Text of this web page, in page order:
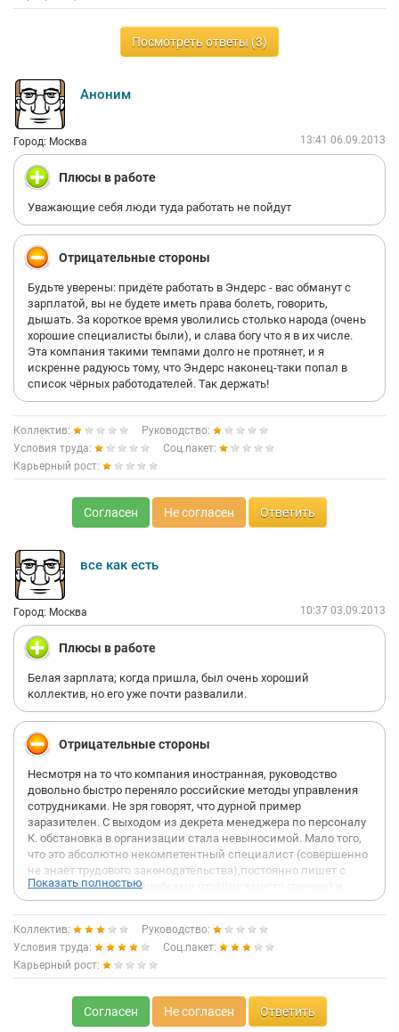
Посмотреть ответы (3)
Аноним
Город: Москва 13:41 06.09.2013
Плюсы в работе
Уважающие себя люди туда работать не пойдут
Отрицательные стороны
Будьте уверены: придёте работать в Эндерс - вас обманут с
зарплатой, вы не будете иметь права болеть, говорить,
дышать. За короткое время уволились столько народа (очень
хорошие специалисты были), и слава богу что я в их числе.
Эта компания такими темпами долго не протянет, и я
искренне радуюсь тому, что Эндерс наконец-таки попал в
список чёрных работодателей. Так держать!
Коллектив:
Руководство:
Условия труда:
Соц.пакет:
Карьерный рост:
Согласен Не согласен Ответить
все как есть
Город: Москва 10:37 03.09.2013
Плюсы в работе
Белая зарплата; когда пришла, был очень хороший
коллектив, но его уже почти развалили.
Отрицательные стороны
Несмотря на то что компания иностранная, руководство
довольно быстро переняло российские методы управления
сотрудниками. Не зря говорят, что дурной пример
заразителен. С выходом из декрета менеджера по персоналу
К. обстановка в организации стала невыносимой. Мало того,
что это абсолютно некомпетентный специалист (совершенно
не знает трудового законодательства),постоянно пишет с
орфографическими ошибками (груЩик вместо грузчик) и
косноязычно при двух высших образованиях, одно из которых
филологическое (в каком подземном переходе она получила
сие образование остается загадкой, но, думаю, что с такими
умственными способностями образование не поможет), так
еще и без конца унижает сотрудников. Такое ощущение, что
кадровые вопросы, в ее понимании, подразумевают не,
прежде всего, знание ТК РФ, а искусство издеваться над
сотрудниками, не отпуская их к врачу или за свой счет по
Показать полностью
Коллектив:
Руководство:
Условия труда:
Соц.пакет:
Карьерный рост:
Согласен Не согласен Ответить